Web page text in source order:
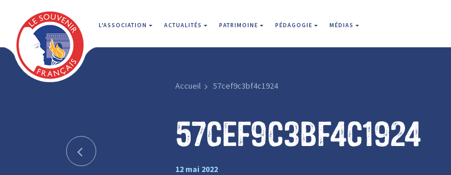
L'ASSOCIATION ACTUALITÉS PATRIMOINE PÉDAGOGIE MÉDIAS
Accueil 57cef9c3bf4c1924
57cef9c3bf4c1924
12 mai 2022